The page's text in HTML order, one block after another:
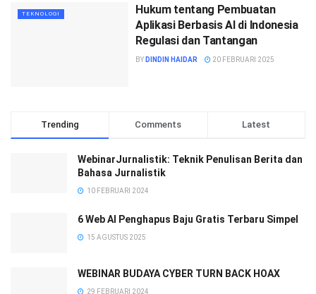
TEKNOLOGI
Hukum tentang Pembuatan
Aplikasi Berbasis AI di Indonesia
Regulasi dan Tantangan
BY DINDIN HAIDAR 20 FEBRUARI 2025
Trending Comments Latest
WebinarJurnalistik: Teknik Penulisan Berita dan
Bahasa Jurnalistik
10 FEBRUARI 2024
6 Web AI Penghapus Baju Gratis Terbaru Simpel
15 AGUSTUS 2025
WEBINAR BUDAYA CYBER TURN BACK HOAX
29 FEBRUARI 2024